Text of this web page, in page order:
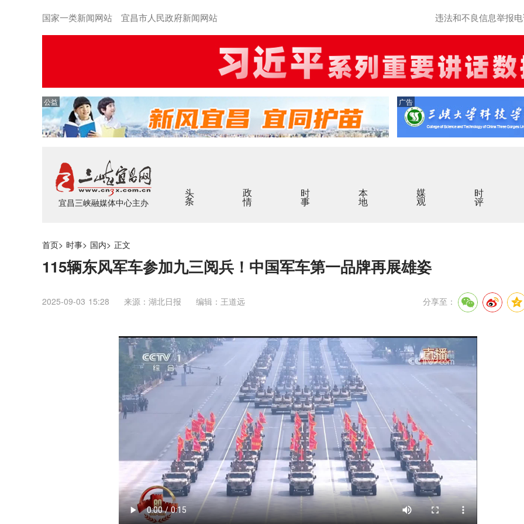
国家一类新闻网站 宜昌市人民政府新闻网站 违法和不良信息举报
公益 广告
宜昌三峡融媒体中心主办
头条 政情 时事 本地 媒观 时评
首页> 时事> 国内> 正文
115辆东风军车参加九三阅兵！中国军车第一品牌再展雄姿
2025-09-03 15:28 来源：湖北日报 编辑：王道远 分享至：